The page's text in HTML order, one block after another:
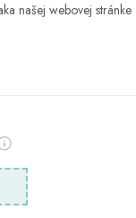
našej webovej stránke